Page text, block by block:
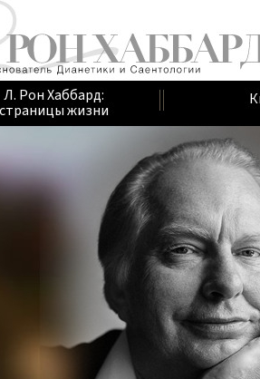
Л. Рон Хаббард:
страницы жизни